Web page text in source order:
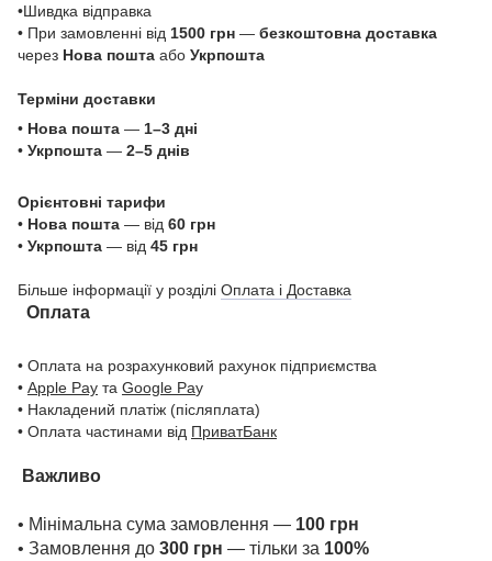
•Шивдка відправка
• При замовленні від 1500 грн — безкоштовна доставка
через Нова пошта або Укрпошта
Терміни доставки
• Нова пошта — 1–3 дні
• Укрпошта — 2–5 днів
Орієнтовні тарифи
• Нова пошта — від 60 грн
• Укрпошта — від 45 грн
Більше інформації у розділі Оплата і Доставка
Оплата
• Оплата на розрахунковий рахунок підприємства
• Apple Pay та Google Pay
• Накладений платіж (післяплата)
• Оплата частинами від ПриватБанк
Важливо
• Мінімальна сума замовлення — 100 грн
• Замовлення до 300 грн — тільки за 100%